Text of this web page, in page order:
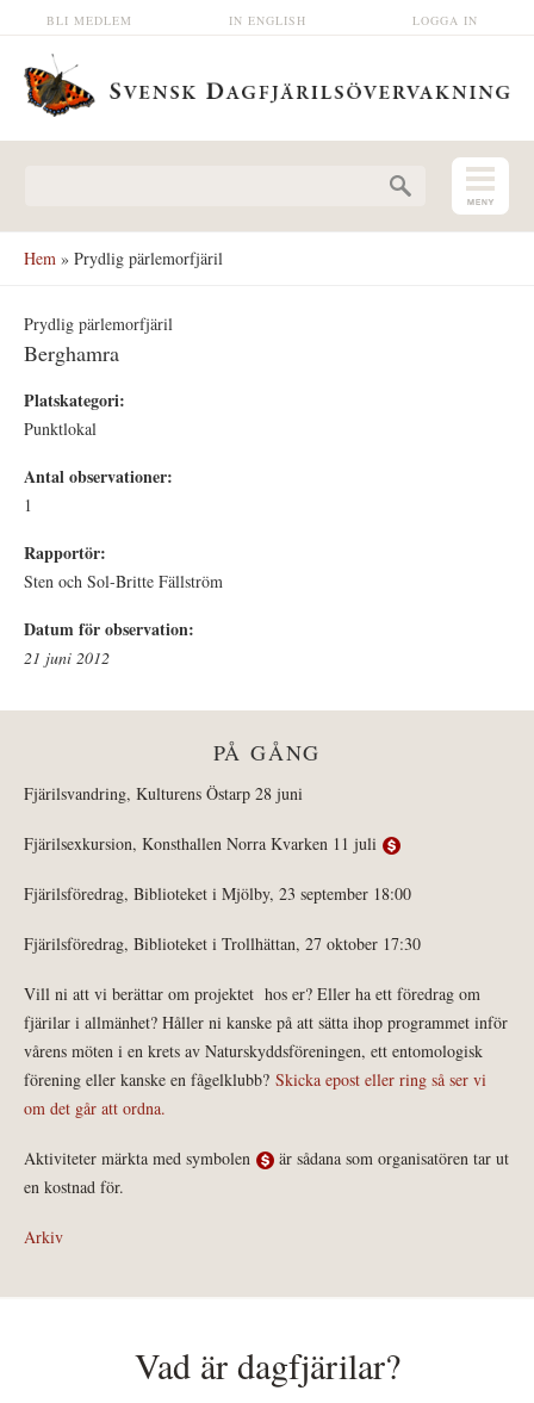
Hoppa till huvudinnehåll LOGGA IN
IN ENGLISH
BLI MEDLEM
Hem » Prydlig pärlemorfjäril
Prydlig pärlemorfjäril
Berghamra
Platskategori:
Punktlokal
Antal observationer:
1
Rapportör:
Sten och Sol-Britte Fällström
Datum för observation:
21 juni 2012
PÅ GÅNG
Fjärilsvandring, Kulturens Östarp 28 juni
Fjärilsexkursion, Konsthallen Norra Kvarken 11 juli
Fjärilsföredrag, Biblioteket i Mjölby, 23 september 18:00
Fjärilsföredrag, Biblioteket i Trollhättan, 27 oktober 17:30
Vill ni att vi berättar om projektet hos er? Eller ha ett föredrag om
fjärilar i allmänhet? Håller ni kanske på att sätta ihop programmet inför
vårens möten i en krets av Naturskyddsföreningen, ett entomologisk
förening eller kanske en fågelklubb? Skicka epost eller ring så ser vi
om det går att ordna.
Aktiviteter märkta med symbolen
är sådana som organisatören tar ut
en kostnad för.
Arkiv
Vad är dagfjärilar?